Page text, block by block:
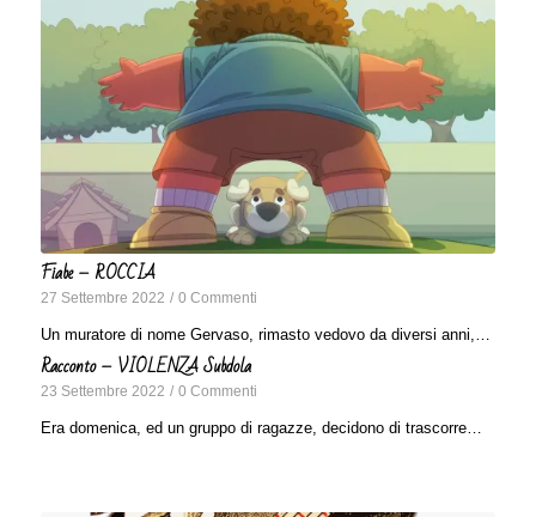
Fiabe – ROCCIA
27 Settembre 2022 / 0 Commenti
Un muratore di nome Gervaso, rimasto vedovo da diversi anni,…
Racconto – VIOLENZA Subdola
23 Settembre 2022 / 0 Commenti
Era domenica, ed un gruppo di ragazze, decidono di trascorre…